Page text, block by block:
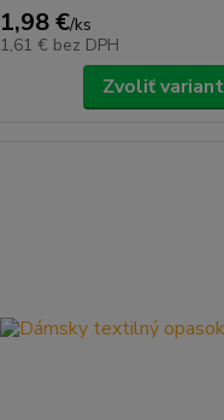
1,98 €/ks
1,61 € bez DPH
Zvoliť variant